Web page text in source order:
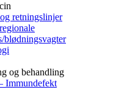
retningslinjer
blødningsvagter
og behandling
Immundefekt